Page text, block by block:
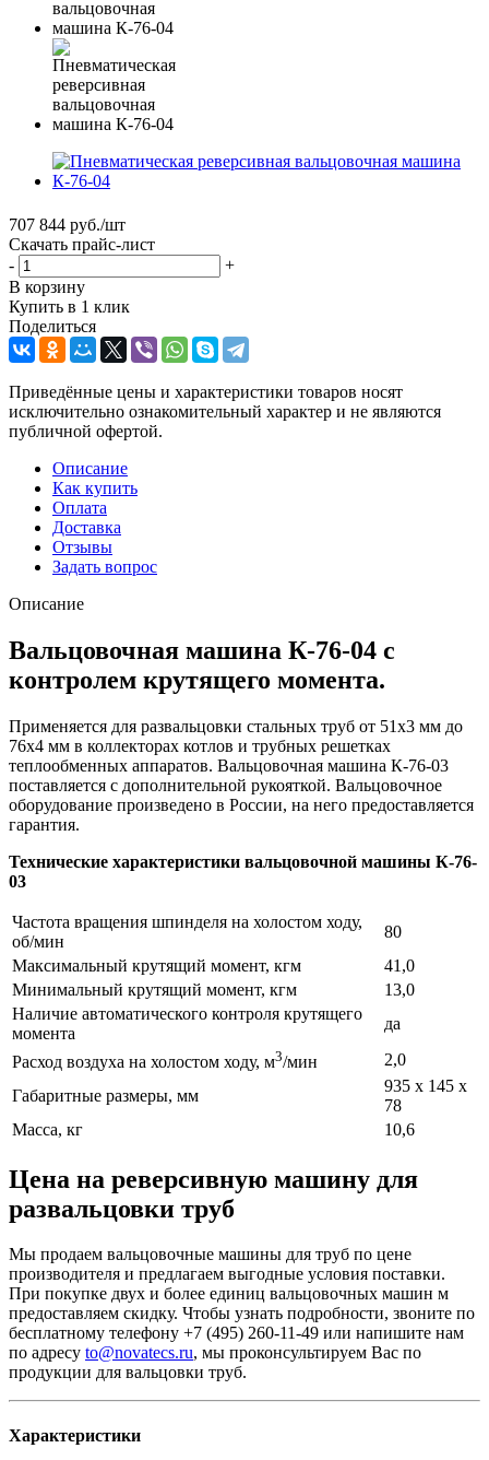
707 844 руб./шт
Скачать прайс-лист
-
+
В корзину
Купить в 1 клик
Поделиться
Приведённые цены и характеристики товаров носят
исключительно ознакомительный характер и не являются
публичной офертой.
Описание
Как купить
Оплата
Доставка
Отзывы
Задать вопрос
Описание
Вальцовочная машина К-76-04 с
контролем крутящего момента.
Применяется для развальцовки стальных труб от 51х3 мм до
76х4 мм в коллекторах котлов и трубных решетках
теплообменных аппаратов. Вальцовочная машина К-76-03
поставляется с дополнительной рукояткой. Вальцовочное
оборудование произведено в России, на него предоставляется
гарантия.
Технические характеристики вальцовочной машины К-76-
03
Частота вращения шпинделя на холостом ходу,
об/мин
80
Максимальный крутящий момент, кгм
41,0
Минимальный крутящий момент, кгм
13,0
Наличие автоматического контроля крутящего
момента
да
Расход воздуха на холостом ходу, м3/мин
2,0
Габаритные размеры, мм
935 х 145 х
78
Масса, кг
10,6
Цена на реверсивную машину для
развальцовки труб
Мы продаем вальцовочные машины для труб по цене
производителя и предлагаем выгодные условия поставки.
При покупке двух и более единиц вальцовочных машин м
предоставляем скидку. Чтобы узнать подробности, звоните по
бесплатному телефону +7 (495) 260-11-49 или напишите нам
по адресу to@novatecs.ru, мы проконсультируем Вас по
продукции для вальцовки труб.
Характеристики